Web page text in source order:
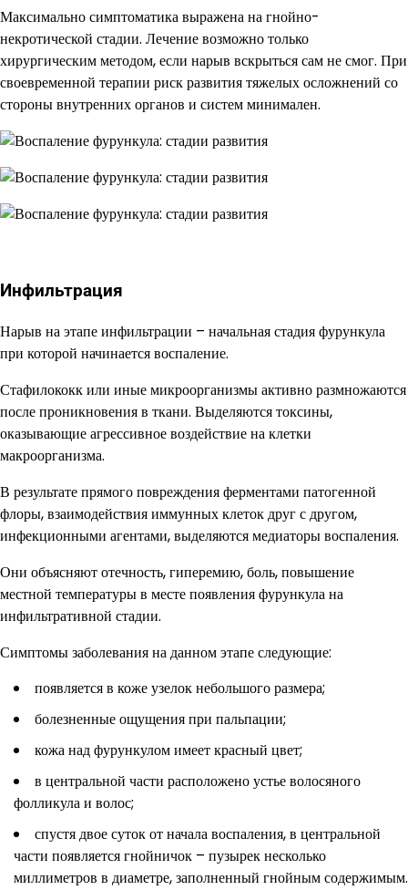
Максимально симптоматика выражена на гнойно-
некротической стадии. Лечение возможно только
хирургическим методом, если нарыв вскрыться сам не смог. При
своевременной терапии риск развития тяжелых осложнений со
стороны внутренних органов и систем минимален.
Инфильтрация
Нарыв на этапе инфильтрации – начальная стадия фурункула
при которой начинается воспаление.
Стафилококк или иные микроорганизмы активно размножаются
после проникновения в ткани. Выделяются токсины,
оказывающие агрессивное воздействие на клетки
макроорганизма.
В результате прямого повреждения ферментами патогенной
флоры, взаимодействия иммунных клеток друг с другом,
инфекционными агентами, выделяются медиаторы воспаления.
Они объясняют отечность, гиперемию, боль, повышение
местной температуры в месте появления фурункула на
инфильтративной стадии.
Симптомы заболевания на данном этапе следующие:
появляется в коже узелок небольшого размера;
болезненные ощущения при пальпации;
кожа над фурункулом имеет красный цвет;
в центральной части расположено устье волосяного
фолликула и волос;
спустя двое суток от начала воспаления, в центральной
части появляется гнойничок – пузырек несколько
миллиметров в диаметре, заполненный гнойным содержимым.